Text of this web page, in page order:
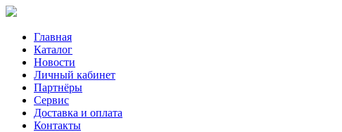
Главная
Каталог
Новости
Личный кабинет
Партнёры
Сервис
Доставка и оплата
Контакты